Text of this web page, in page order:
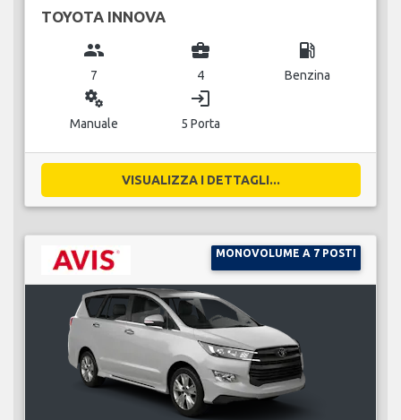
TOYOTA INNOVA
group
7
business_center
4
local_gas_station
Benzina
miscellaneous_services
Manuale
login
5 Porta
VISUALIZZA I DETTAGLI...
MONOVOLUME A 7 POSTI